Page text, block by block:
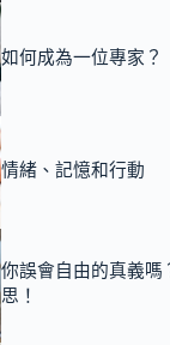
如何成為一位專家？
情緒、記憶和行動
你誤會自由的真義嗎
思！